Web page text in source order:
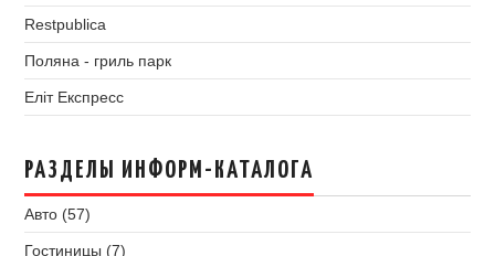
Restpublica
Поляна - гриль парк
Еліт Експресс
РАЗДЕЛЫ ИНФОРМ-КАТАЛОГА
Авто (57)
Гостиницы (7)